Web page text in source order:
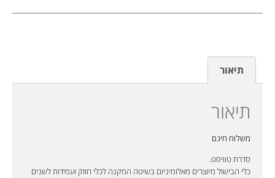
תיאור
תיאור
משלוח חינם
סדרת טוויסט.
כלי הבישול מיוצרים מאלומיניום בשיטה המקנה לכלי חוזק ועמידות לשנים